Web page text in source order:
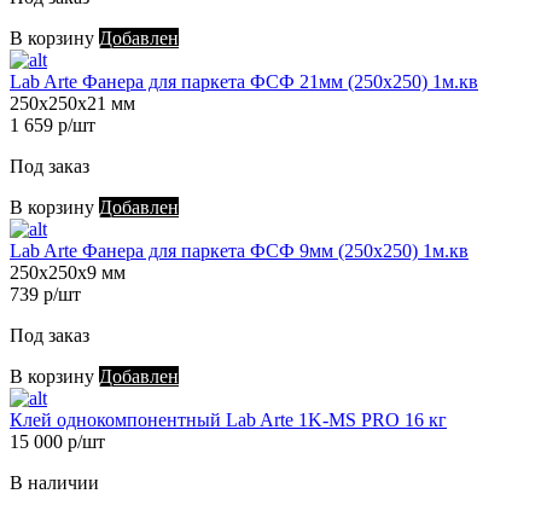
В корзину Добавлен
Lab Arte Фанера для паркета ФСФ 21мм (250х250) 1м.кв
250х250х21 мм
1 659 р/шт
Под заказ
В корзину Добавлен
Lab Arte Фанера для паркета ФСФ 9мм (250х250) 1м.кв
250х250х9 мм
739 р/шт
Под заказ
В корзину Добавлен
Клей однокомпонентный Lab Arte 1K-MS PRO 16 кг
15 000 р/шт
В наличии